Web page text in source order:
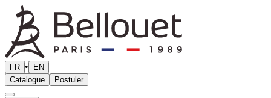
FR •
EN
Catalogue
Postuler